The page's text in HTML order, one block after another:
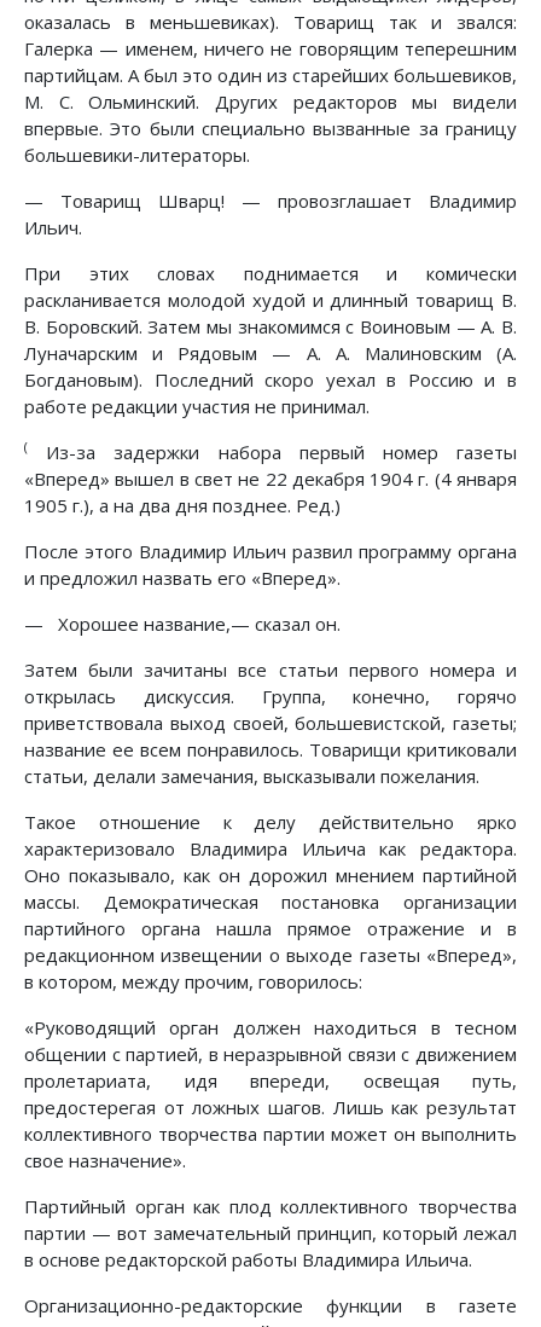
оказалась в меньшевиках). Товарищ так и звался:
Галерка — именем, ничего не говорящим теперешним
партийцам. А был это один из старейших большевиков,
М. С. Ольминский. Других редакторов мы видели
впервые. Это были специально вызванные за границу
большевики-литераторы.
— Товарищ Шварц! — провозглашает Владимир
Ильич.
При этих словах поднимается и комически
раскланивается молодой худой и длинный товарищ В.
В. Боровский. Затем мы знакомимся с Воиновым — А. В.
Луначарским и Рядовым — А. А. Малиновским (А.
Богдановым). Последний скоро уехал в Россию и в
работе редакции участия не принимал.
(
Из-за задержки набора первый номер газеты
«Вперед» вышел в свет не 22 декабря 1904 г. (4 января
1905 г.), а на два дня позднее. Ред.)
После этого Владимир Ильич развил программу органа
и предложил назвать его «Вперед».
— Хорошее название,— сказал он.
Затем были зачитаны все статьи первого номера и
открылась дискуссия. Группа, конечно, горячо
приветствовала выход своей, большевистской, газеты;
название ее всем понравилось. Товарищи критиковали
статьи, делали замечания, высказывали пожелания.
Такое отношение к делу действительно ярко
характеризовало Владимира Ильича как редактора.
Оно показывало, как он дорожил мнением партийной
массы. Демократическая постановка организации
партийного органа нашла прямое отражение и в
редакционном извещении о выходе газеты «Вперед»,
в котором, между прочим, говорилось:
«Руководящий орган должен находиться в тесном
общении с партией, в неразрывной связи с движением
пролетариата, идя впереди, освещая путь,
предостерегая от ложных шагов. Лишь как результат
коллективного творчества партии может он выполнить
свое назначение».
Партийный орган как плод коллективного творчества
партии — вот замечательный принцип, который лежал
в основе редакторской работы Владимира Ильича.
Организационно-редакторские функции в газете